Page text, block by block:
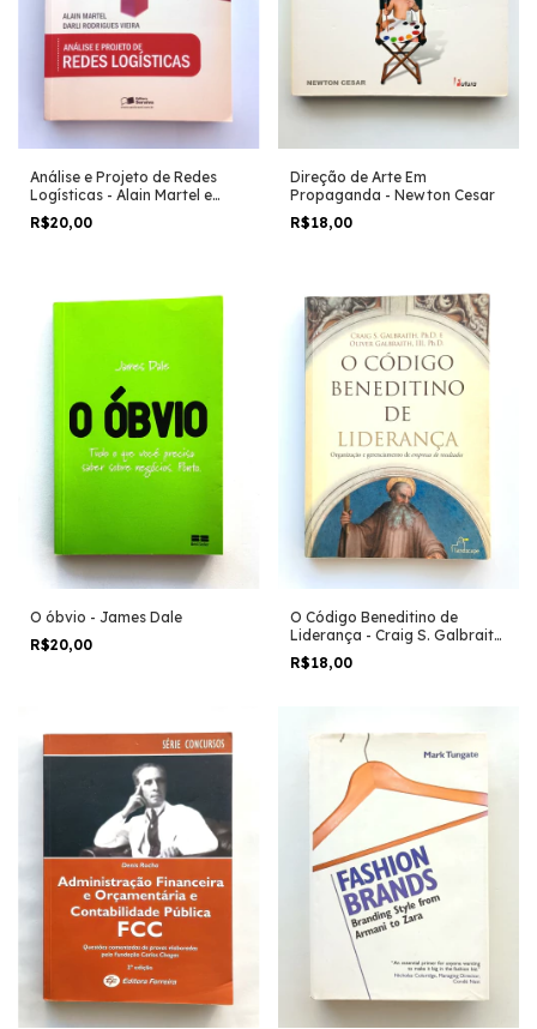
Análise e Projeto de Redes
Logísticas - Alain Martel e
Darli Rodrigues Vieira
R$20,00
Direção de Arte Em
Propaganda - Newton Cesar
R$18,00
O óbvio - James Dale
R$20,00
O Código Beneditino de
Liderança - Craig S. Galbraith
e Oliver Galbraith
R$18,00